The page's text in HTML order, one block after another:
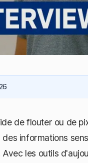
de flouter ou de
informations
les outils